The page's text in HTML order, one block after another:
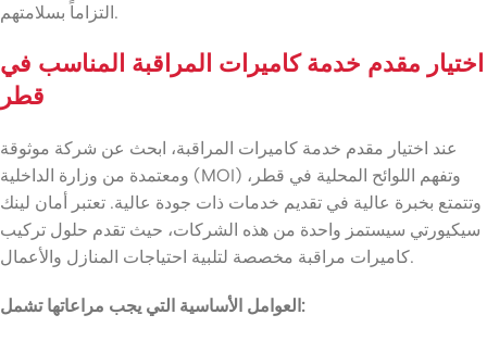
التزاماً بسلامتهم.
اختيار مقدم خدمة كاميرات المراقبة المناسب في
قطر
عند اختيار مقدم خدمة كاميرات المراقبة، ابحث عن شركة موثوقة
ومعتمدة من وزارة الداخلية (MOI) وتفهم اللوائح المحلية في قطر،
وتتمتع بخبرة عالية في تقديم خدمات ذات جودة عالية. تعتبر أمان لينك
سيكيورتي سيستمز واحدة من هذه الشركات، حيث تقدم حلول تركيب
كاميرات مراقبة مخصصة لتلبية احتياجات المنازل والأعمال.
العوامل الأساسية التي يجب مراعاتها تشمل: